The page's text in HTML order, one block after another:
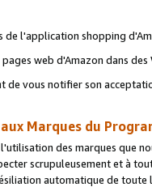
l'application shopping
web d'Amazon dans
de vous notifier son
Marques du
des marques que
scrupuleusement et à
automatique de